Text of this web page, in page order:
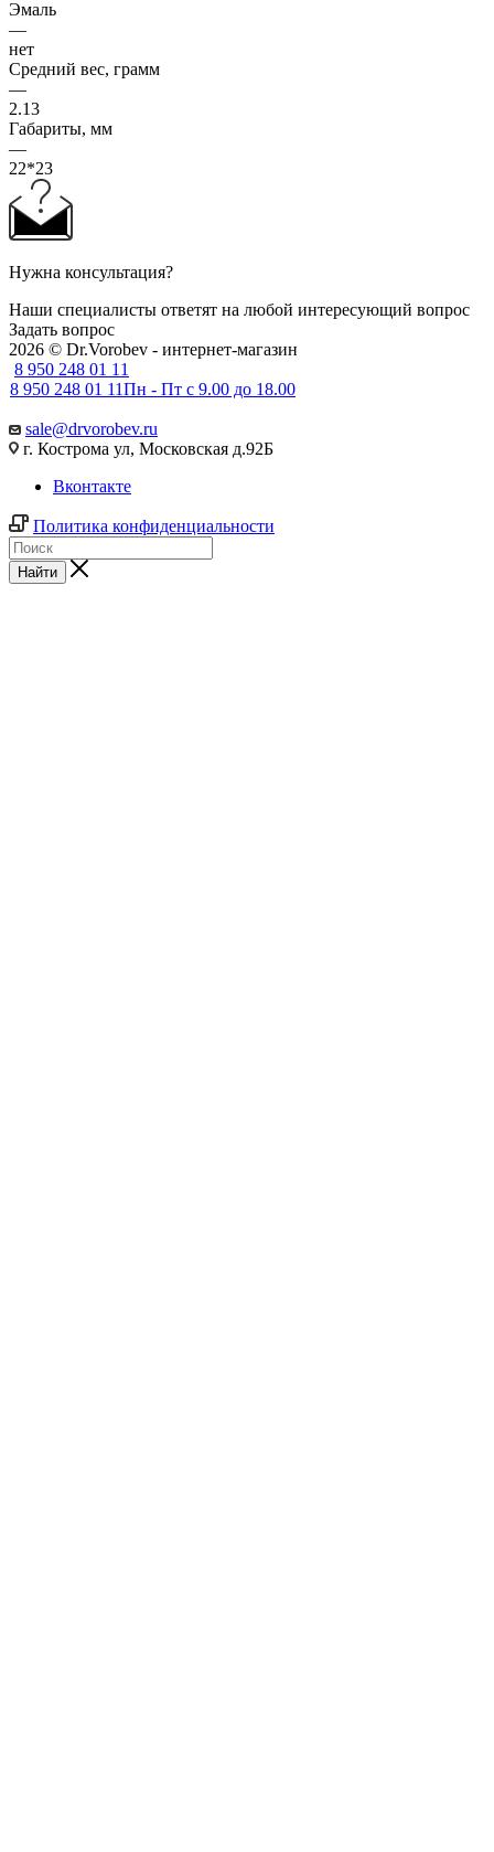
Эмаль
—
нет
Средний вес, грамм
—
2.13
Габариты, мм
—
22*23
Нужна консультация?
Наши специалисты ответят на любой интересующий вопрос
Задать вопрос
2026 © Dr.Vorobev - интернет-магазин
8 950 248 01 11
8 950 248 01 11Пн - Пт с 9.00 до 18.00
sale@drvorobev.ru
г. Кострома ул, Московская д.92Б
Вконтакте
Политика конфиденциальности
Найти